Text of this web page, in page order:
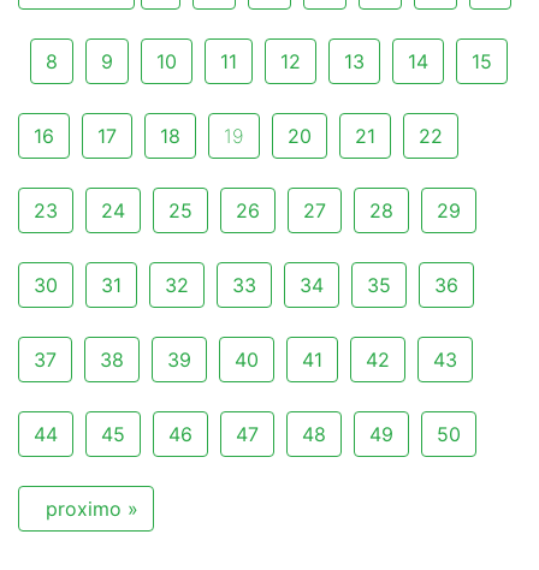
8 9 10 11 12 13 14 15
16 17 18 19 20 21 22
23 24 25 26 27 28 29
30 31 32 33 34 35 36
37 38 39 40 41 42 43
44 45 46 47 48 49 50
proximo »